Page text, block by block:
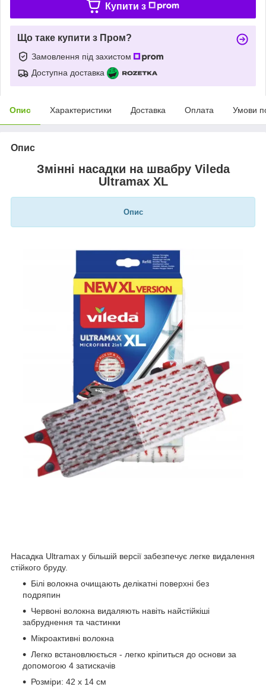
Купити з
Що таке купити з Пром?
Замовлення під захистом
Доступна доставка
Опис Характеристики Доставка Оплата Умови
Опис
Змінні насадки на швабру Vileda
Ultramax XL
Опис
Насадка Ultramax у більшій версії забезпечує легке видалення
стійкого бруду.
Білі волокна очищають делікатні поверхні без
подряпин
Червоні волокна видаляють навіть найстійкіші
забруднення та частинки
Мікроактивні волокна
Легко встановлюється - легко кріпиться до основи за
допомогою 4 затискачів
Розміри: 42 х 14 см